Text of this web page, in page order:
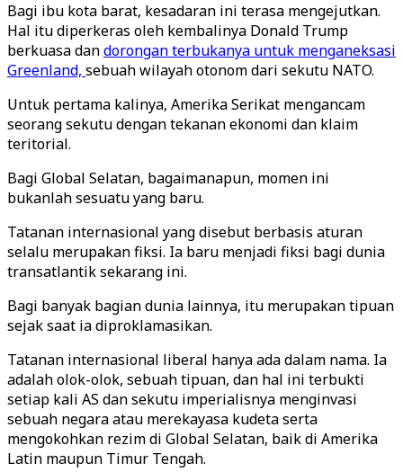
Bagi ibu kota barat, kesadaran ini terasa mengejutkan.
Hal itu diperkeras oleh kembalinya Donald Trump
berkuasa dandorongan terbukanya untuk menganeksasi
Greenland, sebuah wilayah otonom dari sekutu NATO.
Untuk pertama kalinya, Amerika Serikat mengancam
seorang sekutu dengan tekanan ekonomi dan klaim
teritorial.
Bagi Global Selatan, bagaimanapun, momen ini
bukanlah sesuatu yang baru.
Tatanan internasional yang disebut berbasis aturan
selalu merupakan fiksi. Ia baru menjadi fiksi bagi dunia
transatlantik sekarang ini.
Bagi banyak bagian dunia lainnya, itu merupakan tipuan
sejak saat ia diproklamasikan.
Tatanan internasional liberal hanya ada dalam nama. Ia
adalah olok-olok, sebuah tipuan, dan hal ini terbukti
setiap kali AS dan sekutu imperialisnya menginvasi
sebuah negara atau merekayasa kudeta serta
mengokohkan rezim di Global Selatan, baik di Amerika
Latin maupun Timur Tengah.